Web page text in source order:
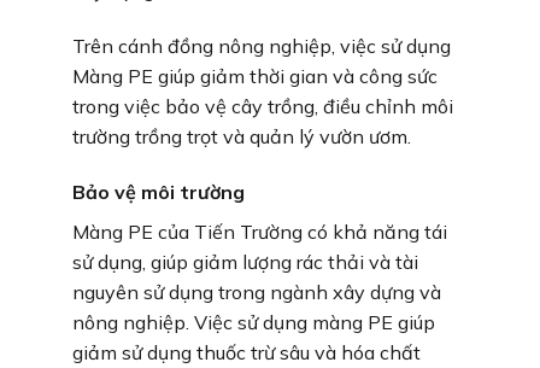
Trên cánh đồng nông nghiệp, việc sử dụng
Màng PE giúp giảm thời gian và công sức
trong việc bảo vệ cây trồng, điều chỉnh môi
trường trồng trọt và quản lý vườn ươm.
Bảo vệ môi trường
Màng PE của Tiến Trường có khả năng tái
sử dụng, giúp giảm lượng rác thải và tài
nguyên sử dụng trong ngành xây dựng và
nông nghiệp. Việc sử dụng màng PE giúp
giảm sử dụng thuốc trừ sâu và hóa chất